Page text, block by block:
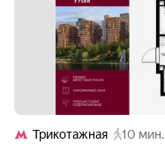
Трикотажная
10 мин.